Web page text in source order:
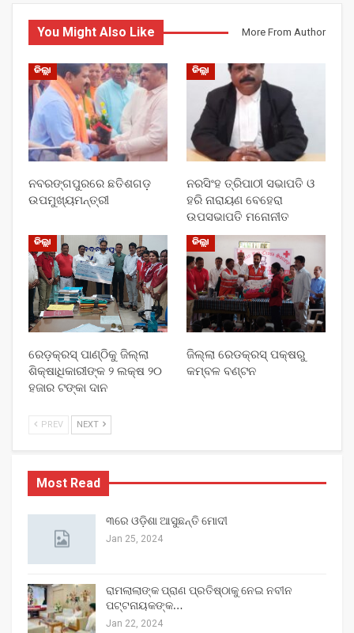
You Might Also Like More From Author
ଜିଲ୍ଲା
ନବରଙ୍ଗପୁରରେ ଛତିଶଗଡ଼
ଉପମୁଖ୍ୟମନ୍ତ୍ରୀ
ଜିଲ୍ଲା
ନରସିଂହ ତ୍ରିପାଠୀ ସଭାପତି ଓ
ହରି ନାରାୟଣ ବେହେରା
ଉପସଭାପତି ମନୋନୀତ
ଜିଲ୍ଲା
ରେଡ଼କ୍ରସ୍ ପାଣ୍ଠିକୁ ଜିଲ୍ଲା
ଶିକ୍ଷାଧିକାରୀଙ୍କ ୨ ଲକ୍ଷ ୨୦
ହଜାର ଟଙ୍କା ଦାନ
ଜିଲ୍ଲା
ଜିଲ୍ଲା ରେଡକ୍ରସ୍ ପକ୍ଷରୁ
କମ୍ବଳ ବଣ୍ଟନ
PREV NEXT
Most Read
୩ରେ ଓଡ଼ିଶା ଆସୁଛନ୍ତି ମୋଦୀ
Jan 25, 2024
ରାମଲାଲାଙ୍କ ପ୍ରାଣ ପ୍ରତିଷ୍ଠାକୁ ନେଇ ନବୀନ
ପଟ୍ଟନାୟକଙ୍କ…
Jan 22, 2024